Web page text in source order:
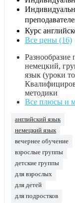
Курс
Все цены (16)
Разнообразие
немецкий,
язык (уроки
методики
Все плюсы и
английский язык
немецкий язык
вечернее обучение
взрослые группы
детские группы
для взрослых
для детей
для подростков